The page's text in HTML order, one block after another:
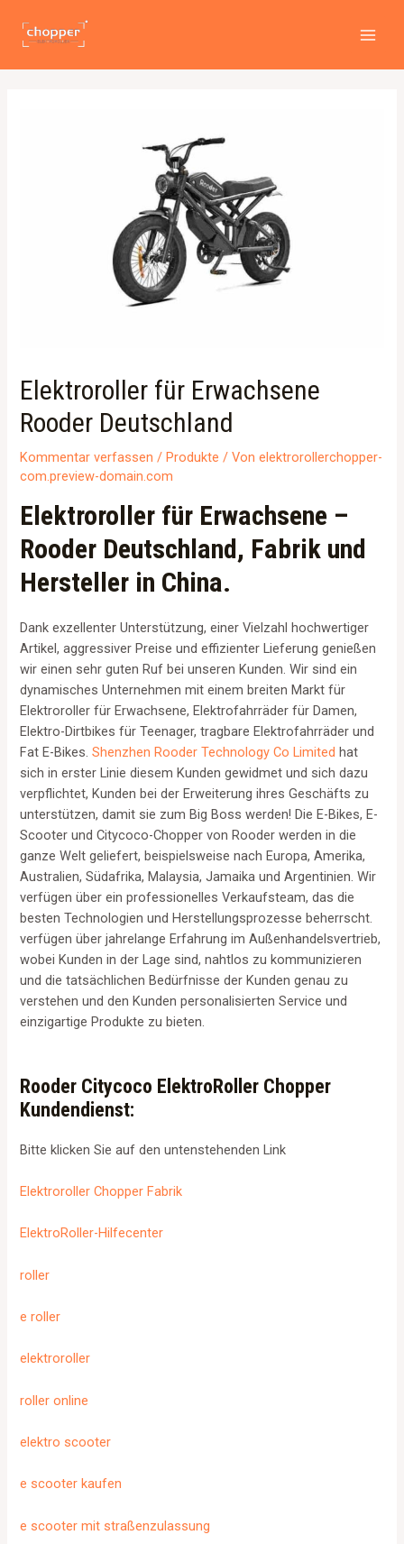
Inhalt
springen
Elektroroller für Erwachsene
Rooder Deutschland
Kommentar verfassen /Produkte / Vonelektrorollerchopper-
com.preview-domain.com
Elektroroller für Erwachsene –
Rooder Deutschland, Fabrik und
Hersteller in China.
Dank exzellenter Unterstützung, einer Vielzahl hochwertiger
Artikel, aggressiver Preise und effizienter Lieferung genießen
wir einen sehr guten Ruf bei unseren Kunden. Wir sind ein
dynamisches Unternehmen mit einem breiten Markt für
Elektroroller für Erwachsene, Elektrofahrräder für Damen,
Elektro-Dirtbikes für Teenager, tragbare Elektrofahrräder und
Fat E-Bikes.Shenzhen Rooder Technology Co Limited hat
sich in erster Linie diesem Kunden gewidmet und sich dazu
verpflichtet, Kunden bei der Erweiterung ihres Geschäfts zu
unterstützen, damit sie zum Big Boss werden! Die E-Bikes, E-
Scooter und Citycoco-Chopper von Rooder werden in die
ganze Welt geliefert, beispielsweise nach Europa, Amerika,
Australien, Südafrika, Malaysia, Jamaika und Argentinien. Wir
verfügen über ein professionelles Verkaufsteam, das die
besten Technologien und Herstellungsprozesse beherrscht.
verfügen über jahrelange Erfahrung im Außenhandelsvertrieb,
wobei Kunden in der Lage sind, nahtlos zu kommunizieren
und die tatsächlichen Bedürfnisse der Kunden genau zu
verstehen und den Kunden personalisierten Service und
einzigartige Produkte zu bieten.
Rooder Citycoco ElektroRoller Chopper
Kundendienst:
Bitte klicken Sie auf den untenstehenden Link
Elektroroller Chopper Fabrik
ElektroRoller-Hilfecenter
roller
e roller
elektroroller
roller online
elektro scooter
e scooter kaufen
e scooter mit straßenzulassung